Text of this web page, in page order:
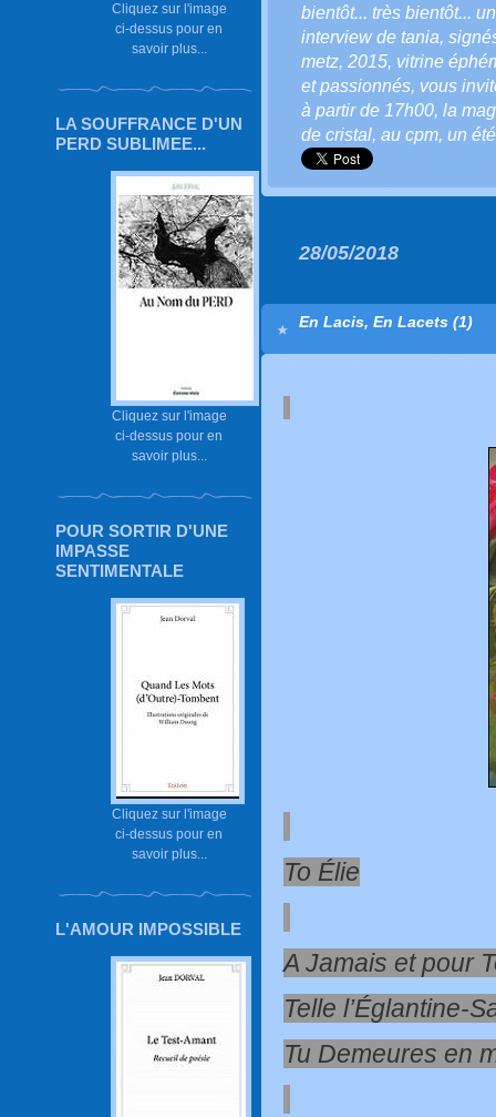
Cliquez sur l'image
ci-dessus pour en
savoir plus...
LA SOUFFRANCE D'UN
PERD SUBLIMEE...
Cliquez sur l'image
ci-dessus pour en
savoir plus...
POUR SORTIR D'UNE
IMPASSE
SENTIMENTALE
Cliquez sur l'image
ci-dessus pour en
savoir plus...
L'AMOUR IMPOSSIBLE
bientôt... très bientôt...
interview de tania,
metz, 2015, vitrine
et passionnés, vous
à partir de 17h00, la
de cristal, au cpm, un
28/05/2018
En Lacis, En Lacets (1)
To Élie
A Jamais et pour
Telle l’Églantine-
Tu Demeures en